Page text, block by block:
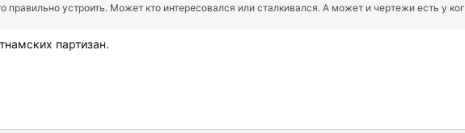
правильно устроить. Может кто интересовался или сталкивался. А может и чертежи есть у
партизан.